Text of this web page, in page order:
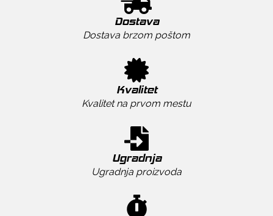
Dostava
Dostava brzom poštom
Kvalitet
Kvalitet na prvom mestu
Ugradnja
Ugradnja proizvoda